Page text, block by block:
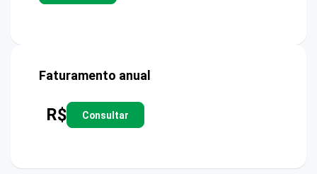
Faturamento anual
R$ Consultar